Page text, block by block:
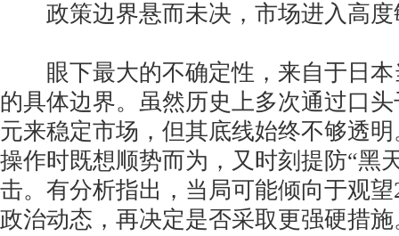
政策边界悬而未决，市场进入高度
眼下最大的不确定性，来自于日本
的具体边界。虽然历史上多次通过口
元来稳定市场，但其底线始终不够透
操作时既想顺势而为，又时刻提防“黑
击。有分析指出，当局可能倾向于观
政治动态，再决定是否采取更强硬措